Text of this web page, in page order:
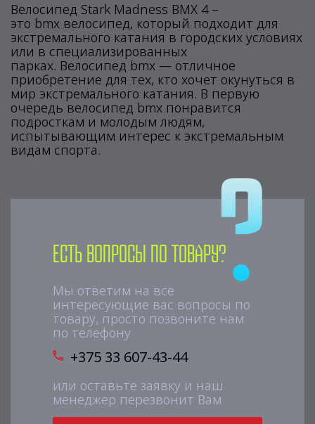
Велосипед Stark Madness BMX 4 –
это bmx велосипед, который подходит для
экстремального катания в городских условиях
или в специализированных
парках. Велосипед bmx — отличное
приобретение для тех, кто хочет окунуться в
мир экстремального катания. В первую
очередь велосипед bmx понравится
подросткам и молодым людям,
испытывающим интерес к экстремальным
видам спорта.
Есть вопросы по товару?
Мы ответим на все
интересующие вас вопросы по
товару, просто позвоните нам
по телефону
+375 33 607-43-44
или оставьте заявку и наш
менеджер перезвонит Вам